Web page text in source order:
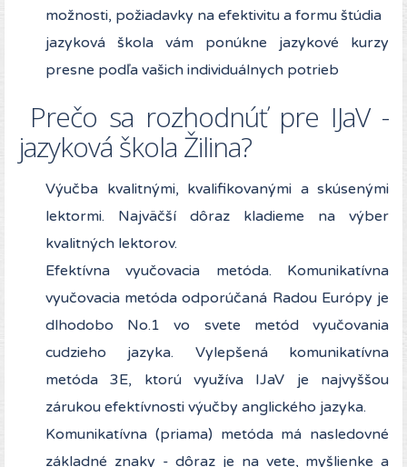
možnosti, požiadavky na efektivitu a formu štúdia
jazyková škola vám ponúkne jazykové kurzy
presne podľa vašich individuálnych potrieb
Prečo sa rozhodnúť pre IJaV -
jazyková škola Žilina?
Výučba kvalitnými, kvalifikovanými a skúsenými
lektormi. Najväčší dôraz kladieme na výber
kvalitných lektorov.
Efektívna vyučovacia metóda. Komunikatívna
vyučovacia metóda odporúčaná Radou Európy je
dlhodobo No.1 vo svete metód vyučovania
cudzieho jazyka. Vylepšená komunikatívna
metóda 3E, ktorú využíva IJaV je najvyššou
zárukou efektívnosti výučby anglického jazyka.
Komunikatívna (priama) metóda má nasledovné
základné znaky - dôraz je na vete, myšlienke a